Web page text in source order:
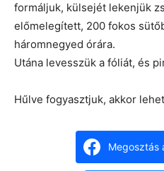
formáljuk, külsejét lekenjük
előmelegített, 200 fokos
háromnegyed órára.
Utána levesszük a fóliát, és
Hűlve fogyasztjuk, akkor
Megosztás